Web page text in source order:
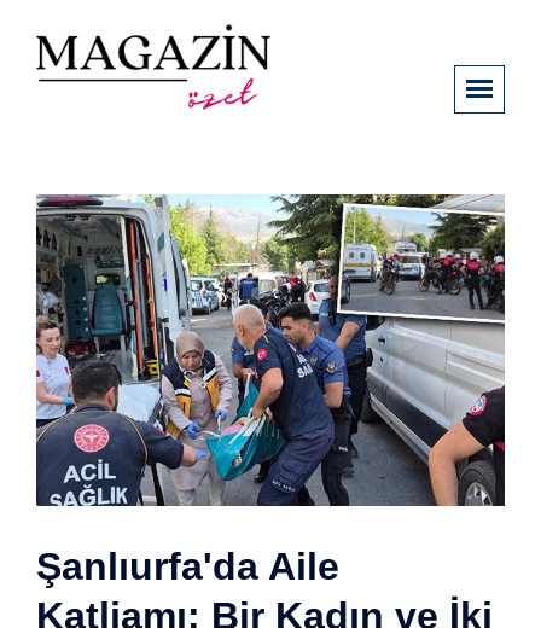
Şanlıurfa'da Aile
Katliamı: Bir Kadın ve İki